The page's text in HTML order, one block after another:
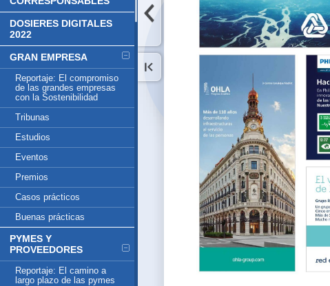
DOSIERES DIGITALES
2022
GRAN EMPRESA
Reportaje: El compromiso
de las grandes empresas
con la Sostenibilidad
Tribunas
Estudios
Eventos
Premios
Casos prácticos
Buenas prácticas
PYMES Y
PROVEEDORES
Reportaje: El camino a
largo plazo de las pymes